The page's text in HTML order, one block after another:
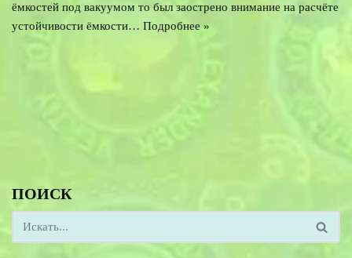
ёмкостей под вакуумом то был заострено внимание на расчёте
устойчивости ёмкости… Подробнее »
ПОИСК